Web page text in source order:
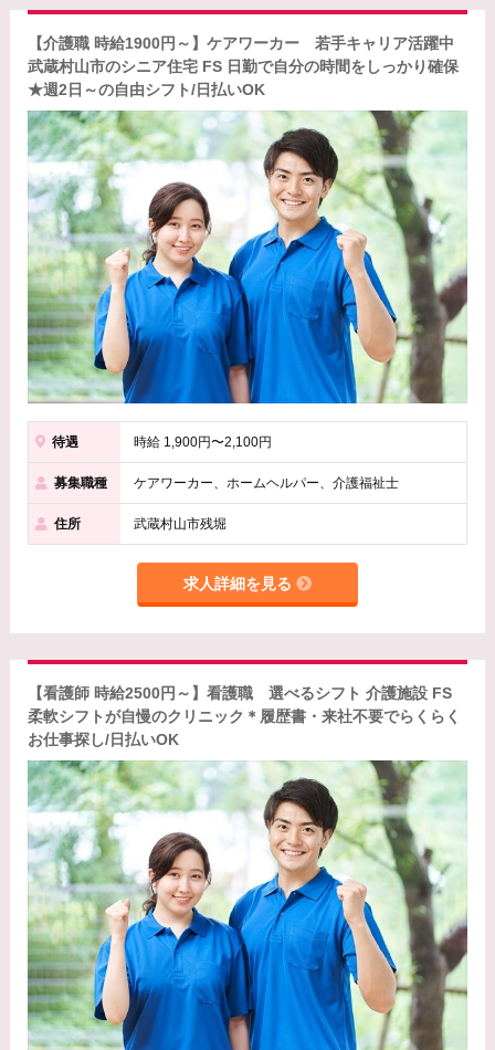
【介護職 時給1900円～】ケアワーカー 若手キャリア活躍中
武蔵村山市のシニア住宅 FS 日勤で自分の時間をしっかり確保
★週2日～の自由シフト/日払いOK
待遇 時給 1,900円〜2,100円
募集職種 ケアワーカー、ホームヘルパー、介護福祉士
住所 武蔵村山市残堀
求人詳細を見る
【看護師 時給2500円～】看護職 選べるシフト 介護施設 FS
柔軟シフトが自慢のクリニック＊履歴書・来社不要でらくらく
お仕事探し/日払いOK